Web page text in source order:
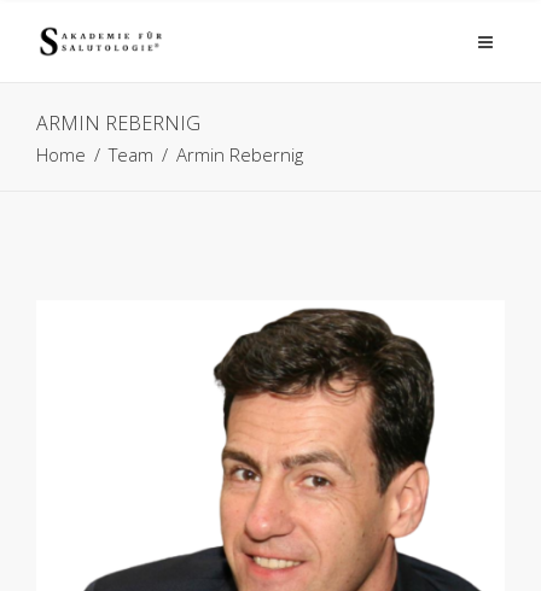
ARMIN REBERNIG
Home / Team / Armin Rebernig